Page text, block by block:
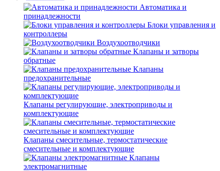
Автоматика и
принадлежности
Блоки управления и
контроллеры
Воздухоотводчики
Клапаны и затворы
обратные
Клапаны
предохранительные
Клапаны регулирующие, электроприводы и
комплектующие
Клапаны смесительные, термостатические
смесительные и комплектующие
Клапаны
электромагнитные